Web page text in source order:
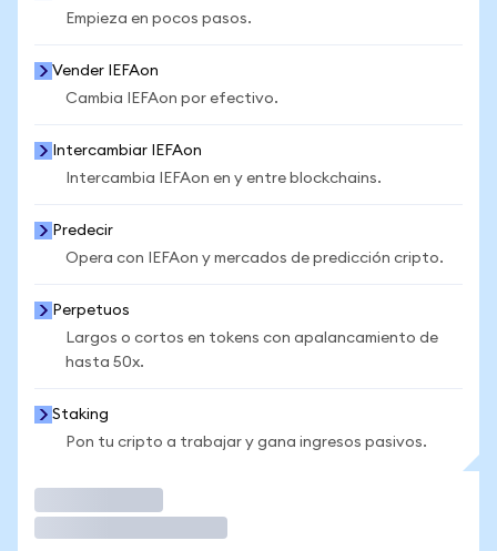
Empieza en pocos pasos.
Vender IEFAon
Cambia IEFAon por efectivo.
Intercambiar IEFAon
Intercambia IEFAon en y entre blockchains.
Predecir
Opera con IEFAon y mercados de predicción cripto.
Perpetuos
Largos o cortos en tokens con apalancamiento de
hasta 50x.
Staking
Pon tu cripto a trabajar y gana ingresos pasivos.